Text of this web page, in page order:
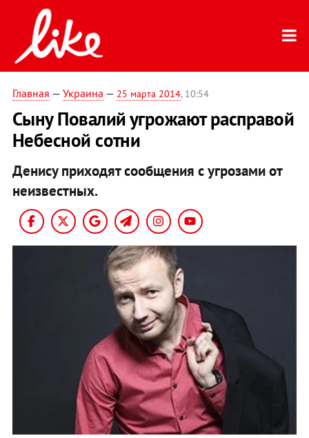
Главная — Украина — 25 марта 2014, 10:54
Сыну Повалий угрожают расправой
Небесной сотни
Денису приходят сообщения с угрозами от
неизвестных.